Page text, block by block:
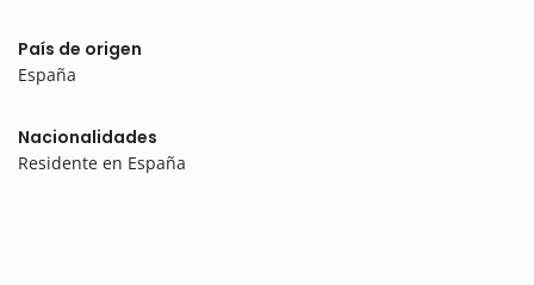
País de origen
España
Nacionalidades
Residente en España